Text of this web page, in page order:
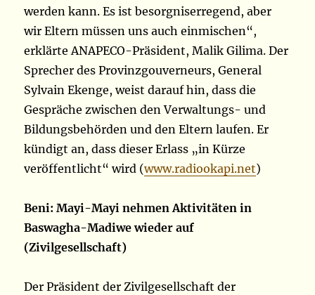
werden kann. Es ist besorgniserregend, aber
wir Eltern müssen uns auch einmischen“,
erklärte ANAPECO-Präsident, Malik Gilima. Der
Sprecher des Provinzgouverneurs, General
Sylvain Ekenge, weist darauf hin, dass die
Gespräche zwischen den Verwaltungs- und
Bildungsbehörden und den Eltern laufen. Er
kündigt an, dass dieser Erlass „in Kürze
veröffentlicht“ wird (www.radiookapi.net)
Beni: Mayi-Mayi nehmen Aktivitäten in
Baswagha-Madiwe wieder auf
(Zivilgesellschaft)
Der Präsident der Zivilgesellschaft der